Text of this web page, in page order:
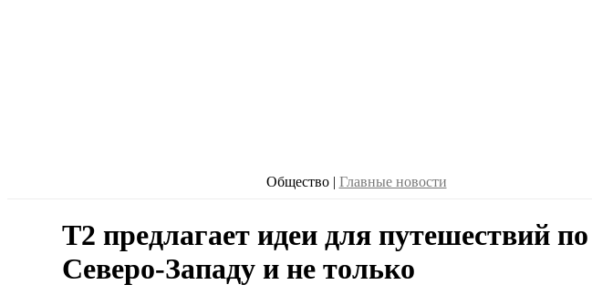
Общество | Главные новости
T2 предлагает идеи для путешествий по
Северо-Западу и не только